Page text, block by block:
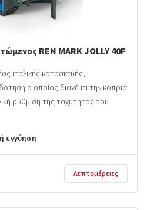
REN MARK JOLLY 40F
ιταλικής κατασκευής,
ο οποίος διανέμει την κοπριά
ρύθμιση της ταχύτητας του
εγγύηση
Λεπτομέρειες